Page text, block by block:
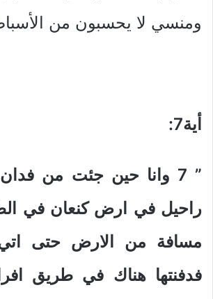
ومنسي لا يحسبون من
أية7 :
” 7
وانا حين جئت من
راحيل في ارض كنعان في
مسافة من الارض حتى اتي
فدفنتها هناك في طريق